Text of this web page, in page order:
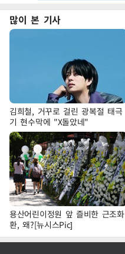
많이 본 기사
김희철, 거꾸로 걸린 광복절 태극
기 현수막에 "X돌았네"
용산어린이정원 앞 즐비한 근조화
환, 왜?[뉴시스Pic]